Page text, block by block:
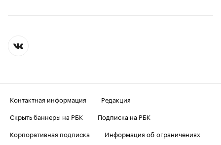
Контактная информация
Редакция
Скрыть баннеры на РБК
Подписка на РБК
Корпоративная подписка
Информация об ограничениях